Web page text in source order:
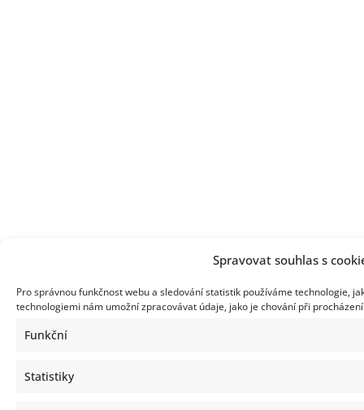
Spravovat souhlas s
Pro správnou funkčnost webu a sledování statistik používáme technologie,
technologiemi nám umožní zpracovávat údaje, jako je chování při
Funkční
Statistiky